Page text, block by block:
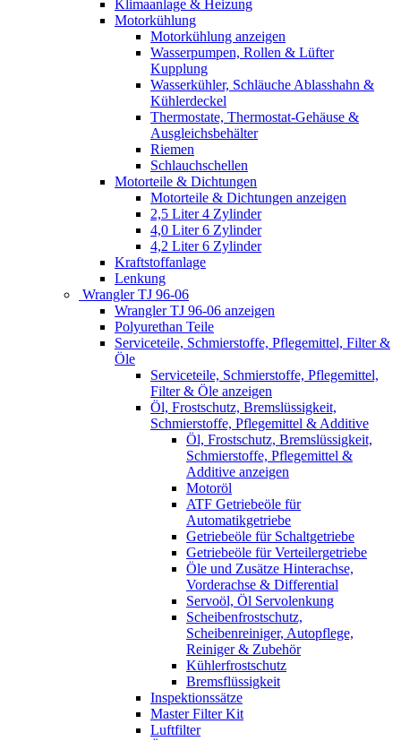
Klimaanlage & Heizung
Motorkühlung
Motorkühlung anzeigen
Wasserpumpen, Rollen & Lüfter
Kupplung
Wasserkühler, Schläuche Ablasshahn &
Kühlerdeckel
Thermostate, Thermostat-Gehäuse &
Ausgleichsbehälter
Riemen
Schlauchschellen
Motorteile & Dichtungen
Motorteile & Dichtungen anzeigen
2,5 Liter 4 Zylinder
4,0 Liter 6 Zylinder
4,2 Liter 6 Zylinder
Kraftstoffanlage
Lenkung
Wrangler TJ 96-06
Wrangler TJ 96-06 anzeigen
Polyurethan Teile
Serviceteile, Schmierstoffe, Pflegemittel, Filter &
Öle
Serviceteile, Schmierstoffe, Pflegemittel,
Filter & Öle anzeigen
Öl, Frostschutz, Bremslüssigkeit,
Schmierstoffe, Pflegemittel & Additive
Öl, Frostschutz, Bremslüssigkeit,
Schmierstoffe, Pflegemittel &
Additive anzeigen
Motoröl
ATF Getriebeöle für
Automatikgetriebe
Getriebeöle für Schaltgetriebe
Getriebeöle für Verteilergetriebe
Öle und Zusätze Hinterachse,
Vorderachse & Differential
Servoöl, Öl Servolenkung
Scheibenfrostschutz,
Scheibenreiniger, Autopflege,
Reiniger & Zubehör
Kühlerfrostschutz
Bremsflüssigkeit
Inspektionssätze
Master Filter Kit
Luftfilter